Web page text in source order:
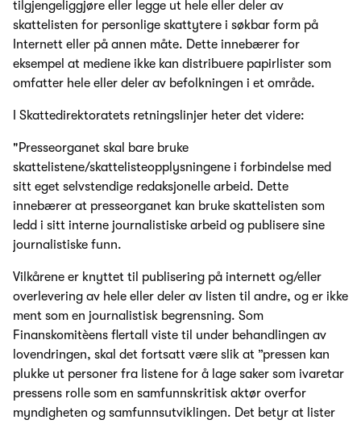
tilgjengeliggjøre eller legge ut hele eller deler av
skattelisten for personlige skattytere i søkbar form på
Internett eller på annen måte. Dette innebærer for
eksempel at mediene ikke kan distribuere papirlister som
omfatter hele eller deler av befolkningen i et område.
I Skattedirektoratets retningslinjer heter det videre:
"Presseorganet skal bare bruke
skattelistene/skattelisteopplysningene i forbindelse med
sitt eget selvstendige redaksjonelle arbeid. Dette
innebærer at presseorganet kan bruke skattelisten som
ledd i sitt interne journalistiske arbeid og publisere sine
journalistiske funn.
Vilkårene er knyttet til publisering på internett og/eller
overlevering av hele eller deler av listen til andre, og er ikke
ment som en journalistisk begrensning. Som
Finanskomitèens flertall viste til under behandlingen av
lovendringen, skal det fortsatt være slik at ”pressen kan
plukke ut personer fra listene for å lage saker som ivaretar
pressens rolle som en samfunnskritisk aktør overfor
myndigheten og samfunnsutviklingen. Det betyr at lister